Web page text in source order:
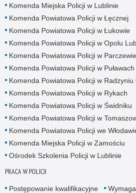
Komenda Miejska Policji w Lublinie
Komenda Powiatowa Policji w Łęcznej
Komenda Powiatowa Policji w Łukowie
Komenda Powiatowa Policji w Opolu
Komenda Powiatowa Policji w Parczewie
Komenda Powiatowa Policji w Puławach
Komenda Powiatowa Policji w Radzyniu
Komenda Powiatowa Policji w Rykach
Komenda Powiatowa Policji w Świdniku
Komenda Powiatowa Policji w
Komenda Powiatowa Policji we
Komenda Miejska Policji w Zamościu
Ośrodek Szkolenia Policji w Lublinie
PRACA W POLICJI
Postępowanie kwalifikacyjne